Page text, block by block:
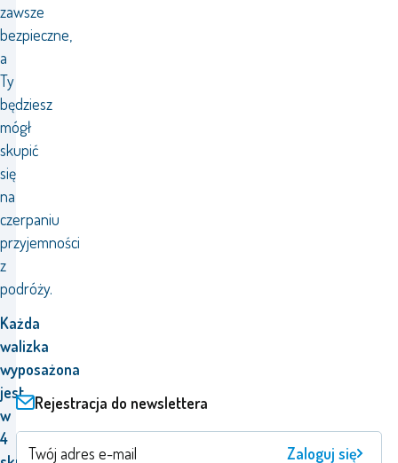
zawsze
bezpieczne,
a
Ty
będziesz
mógł
skupić
się
na
czerpaniu
przyjemności
z
podróży.
Każda
walizka
wyposażona
jest
w
4
Rejestracja do newslettera
Zaloguj się